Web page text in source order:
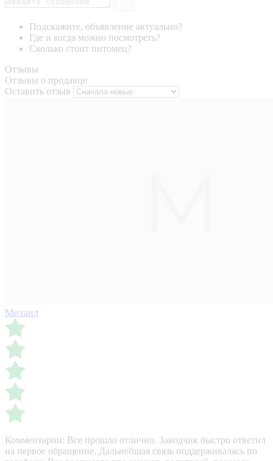
Подскажите, объявление актуально?
Где и когда можно посмотреть?
Сколько стоит питомец?
Отзывы
Отзывы о продавце
Оставить отзыв
Михаил
Комментарии: Все прошло отлично. Заводчик быстро ответил
на первое обращение. Дальнейшая связь поддерживалась по